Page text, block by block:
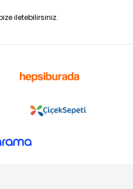
iletebilirsiniz.